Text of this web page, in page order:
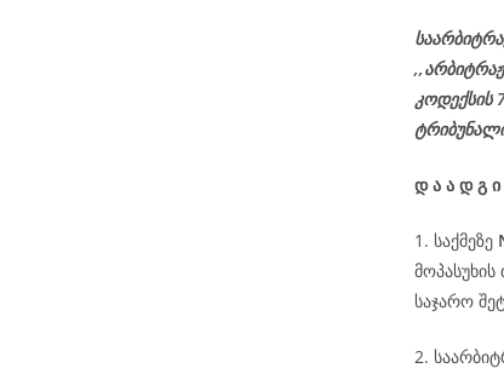
კოდექსის
დ ა ა დ გ ი
1. საქმეზე
საჯარო
2.